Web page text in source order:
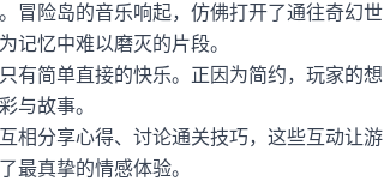
冒险岛的音乐响起，仿佛打开了通往奇幻世
记忆中难以磨灭的片段。
有简单直接的快乐。正因为简约，玩家的想
与故事。
相分享心得、讨论通关技巧，这些互动让游
最真挚的情感体验。